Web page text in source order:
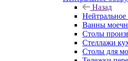
Назад
Нейтральное
Ванны
Столы
Стеллажи
Столы для